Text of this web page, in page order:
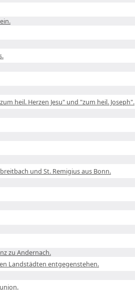
heil. Herzen Jesu" und "zum heil. Joseph".
und St. Remigius aus Bonn.
zu Andernach.
Landstädten entgegenstehen.